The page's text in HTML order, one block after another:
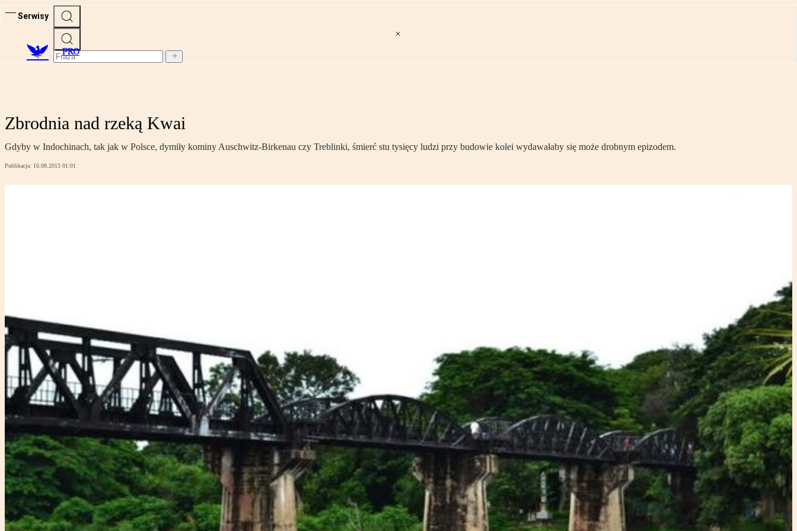
Serwisy
PRO
Zbrodnia nad rzeką Kwai
Gdyby w Indochinach, tak jak w Polsce, dymiły kominy Auschwitz-Birkenau czy Treblinki, śmierć stu tysięcy ludzi przy budowie kolei wydawałaby się może drobnym epizodem.
Publikacja: 16.08.2013 01:01